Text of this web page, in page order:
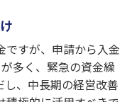
ですが、申請から入金
多く、緊急の資金繰
し、中長期の経営改善